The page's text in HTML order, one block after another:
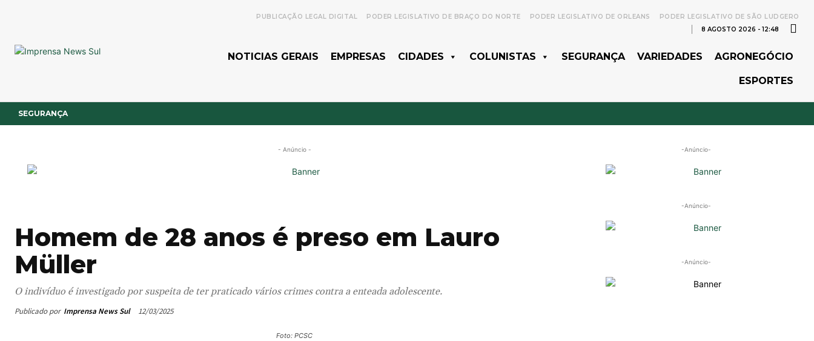
PUBLICAÇÃO LEGAL DIGITAL PODER LEGISLATIVO DE BRAÇO DO NORTE PODER LEGISLATIVO DE ORLEANS
PODER LEGISLATIVO DE SÃO LUDGERO
8 AGOSTO 2026 - 12:48
NOTICIAS GERAIS EMPRESAS CIDADES COLUNISTAS SEGURANÇA VARIEDADES AGRONEGÓCIO
ESPORTES
SEGURANÇA
- Anúncio -
Homem de 28 anos é preso em Lauro
Müller
O indivíduo é investigado por suspeita de ter praticado vários crimes contra a enteada adolescente.
Publicado por Imprensa News Sul 12/03/2025
Foto: PCSC
-Anúncio-
-Anúncio-
-Anúncio-